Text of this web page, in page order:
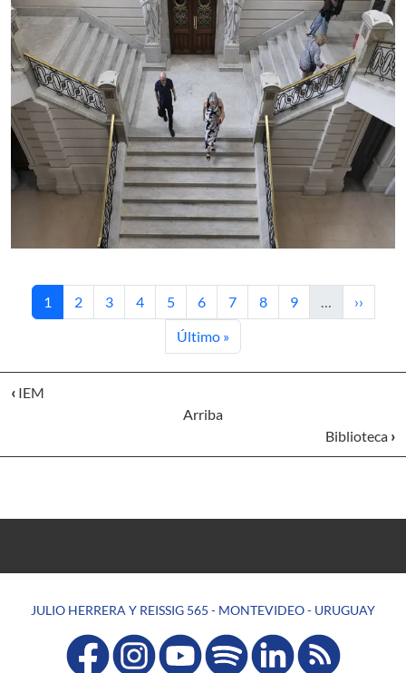
Página actual
1 Página
2 Página
3 Página
4 Página
5 Página
6 Página
7 Página
8 Página
9 …
››
Última página
Último »
‹ IEM
Arriba
Biblioteca ›
JULIO HERRERA Y REISSIG 565 - MONTEVIDEO - URUGUAY